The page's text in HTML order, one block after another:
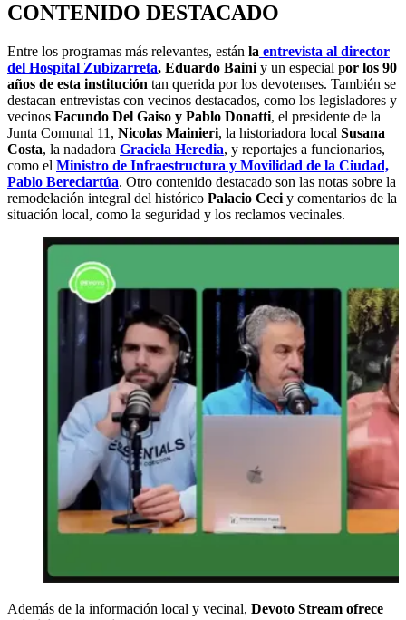
CONTENIDO DESTACADO
Entre los programas más relevantes, están la entrevista al director
del Hospital Zubizarreta, Eduardo Baini y un especial por los 90
años de esta institución tan querida por los devotenses. También se
destacan entrevistas con vecinos destacados, como los legisladores y
vecinos Facundo Del Gaiso y Pablo Donatti, el presidente de la
Junta Comunal 11, Nicolas Mainieri, la historiadora local Susana
Costa, la nadadora Graciela Heredia, y reportajes a funcionarios,
como el Ministro de Infraestructura y Movilidad de la Ciudad,
Pablo Bereciartúa. Otro contenido destacado son las notas sobre la
remodelación integral del histórico Palacio Ceci y comentarios de la
situación local, como la seguridad y los reclamos vecinales.
Además de la información local y vecinal, Devoto Stream ofrece